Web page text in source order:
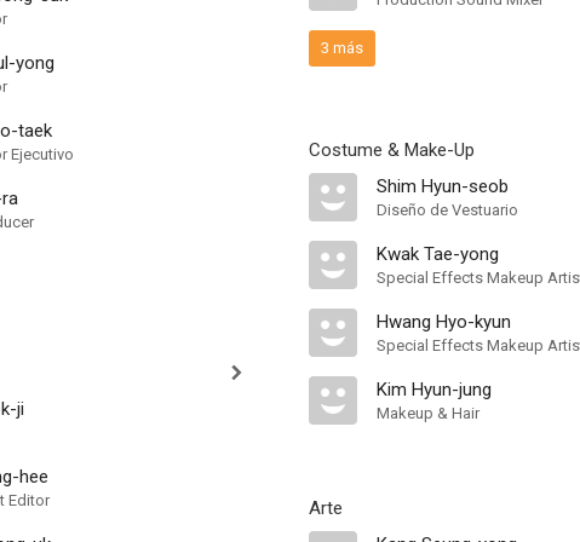
yong
taek
Ejecutivo
ji
hee
Editor
3 más
Costume & Make-Up
Shim Hyun-seob
Diseño de Vestuario
Kwak Tae-yong
Special Effects Makeup
Hwang Hyo-kyun
Special Effects Makeup
Kim Hyun-jung
Makeup & Hair
Arte